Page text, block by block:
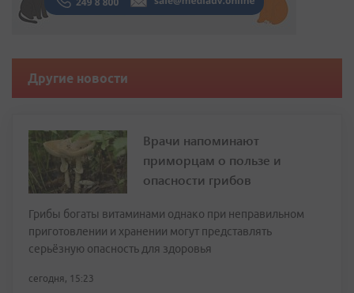
Другие новости
Врачи напоминают
приморцам о пользе и
опасности грибов
Грибы богаты витаминами однако при неправильном
приготовлении и хранении могут представлять
серьёзную опасность для здоровья
сегодня, 15:23